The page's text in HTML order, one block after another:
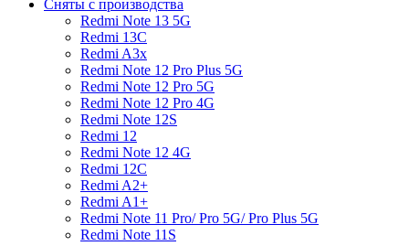
Сняты с производства
Redmi Note 13 5G
Redmi 13C
Redmi A3x
Redmi Note 12 Pro Plus 5G
Redmi Note 12 Pro 5G
Redmi Note 12 Pro 4G
Redmi Note 12S
Redmi 12
Redmi Note 12 4G
Redmi 12C
Redmi A2+
Redmi A1+
Redmi Note 11 Pro/ Pro 5G/ Pro Plus 5G
Redmi Note 11S